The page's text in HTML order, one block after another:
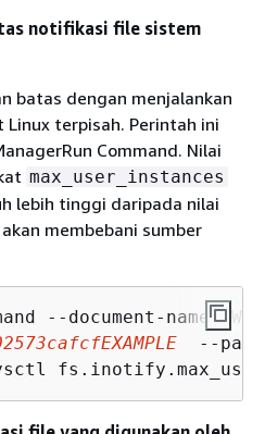
notifikasi file sistem
batas dengan menjalankan
terpisah. Perintah ini
Command. Nilai
max_user_instances
lebih tinggi daripada nilai
membebani sumber
--document-name
--